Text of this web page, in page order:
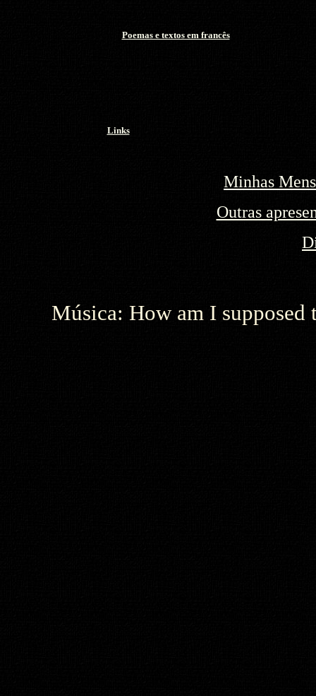
Poemas e textos em francês
Links
Minhas
Outras
Música: How am I